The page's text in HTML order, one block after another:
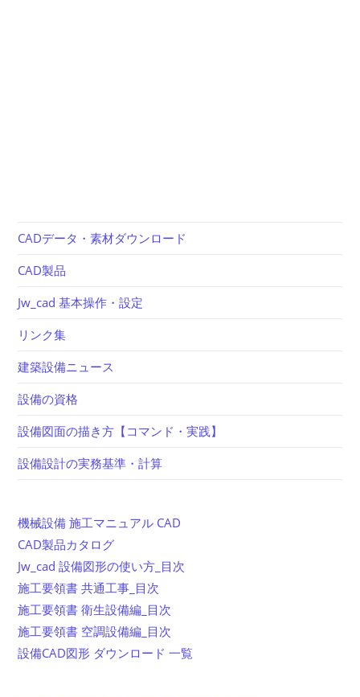
CADデータ・素材ダウンロード
CAD製品
Jw_cad 基本操作・設定
リンク集
建築設備ニュース
設備の資格
設備図面の描き方【コマンド・実践】
設備設計の実務基準・計算
機械設備 施工マニュアル CAD
CAD製品カタログ
Jw_cad 設備図形の使い方_目次
施工要領書 共通工事_目次
施工要領書 衛生設備編_目次
施工要領書 空調設備編_目次
設備CAD図形 ダウンロード 一覧